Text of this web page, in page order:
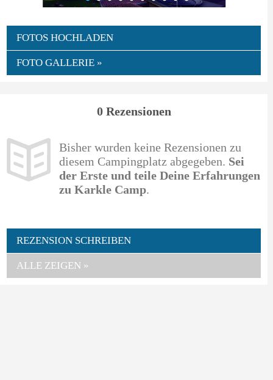
FOTOS HOCHLADEN
FOTO GALLERIE »
0 Rezensionen
Bisher wurden keine Rezensionen zu
diesem Campingplatz abgegeben. Sei
der Erste und teile Deine Erfahrungen
zu Karkle Camp.
REZENSION SCHREIBEN
ALLE ZEIGEN »